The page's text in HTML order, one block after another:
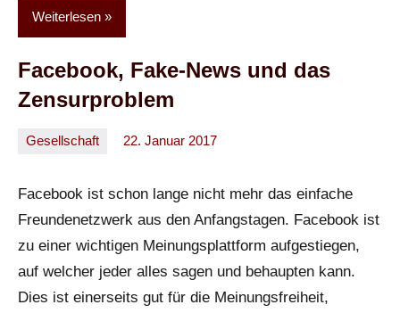
Weiterlesen
Facebook, Fake-News und das
Zensurproblem
Gesellschaft 22. Januar 2017
Facebook ist schon lange nicht mehr das einfache
Freundenetzwerk aus den Anfangstagen. Facebook ist
zu einer wichtigen Meinungsplattform aufgestiegen,
auf welcher jeder alles sagen und behaupten kann.
Dies ist einerseits gut für die Meinungsfreiheit,